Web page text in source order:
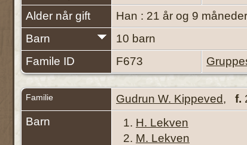
Alder når gift
Han : 21 år og 9
Barn
10 barn
Famile ID
F673
Familie Gudrun W. Kippeved, f.
Barn
1. H. Lekven
2. M. Lekven